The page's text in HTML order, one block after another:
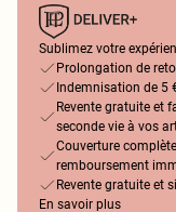
Sublimez votre
Prolongation de
Indemnisation de 5
Revente gratuite et
seconde vie à vos
Couverture
remboursement
Revente gratuite et
En savoir plus